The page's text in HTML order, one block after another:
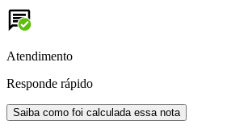
Atendimento
Responde rápido
Saiba como foi calculada essa nota